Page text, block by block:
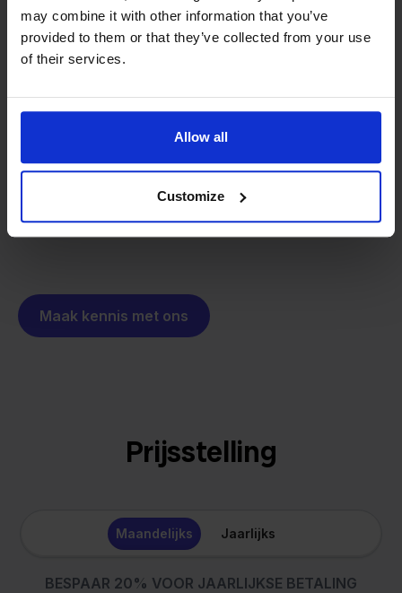
may combine it with other information that you’ve
provided to them or that they’ve collected from your use
of their services.
Allow all
Customize
investeerders of externe druk.
Van retailer naar
softwarebouwer
Zo is Stockpilot ontstaan. Wat begon als een
uitgegroeid tot een platform voor online verkopers in
heel Europa. De missie is hetzelfde gebleven:
multichannel verkopen eenvoudig maken.
Maak kennis met ons
Prijsstelling
Maandelijks Jaarlijks
BESPAAR 20% VOOR JAARLIJKSE BETALING